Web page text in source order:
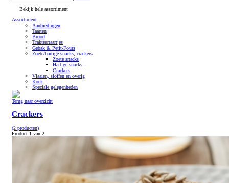
Bekijk hele assortiment
Assortiment
Aanbiedingen
Taarten
Brood
Trakteertaartjes
Gebak & Petit-Fours
Zoete/hartige snacks, crackers
Zoete snacks
Hartige snacks
Crackers
Vlaaien, sloffen en overig
Koek
Speciale gelegenheden
Terug naar overzicht
Crackers
(2 producten)
Product 1 van 2